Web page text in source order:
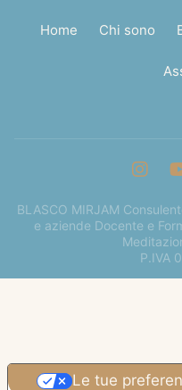
Home Chi sono
BLASCO MIRJAM
e aziende Docente e
P.IVA
Le tue